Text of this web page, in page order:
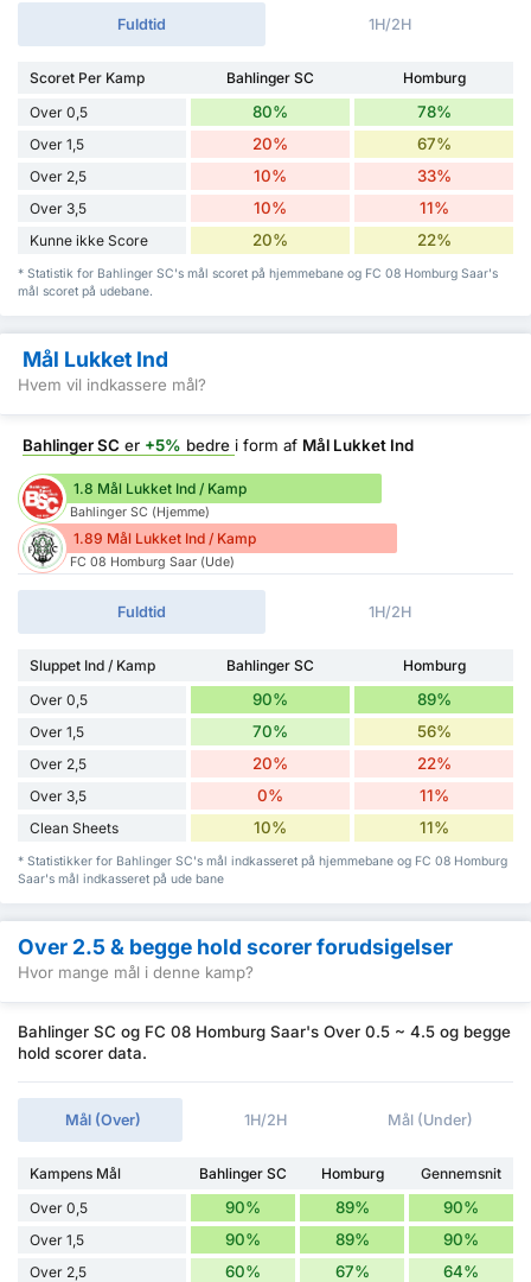
Fuldtid 1H/2H
Scoret Per Kamp Bahlinger SC
Homburg
Over 0,5
80% 78%
Over 1,5 20% 67%
Over 2,5 10% 33%
Over 3,5 10% 11%
Kunne ikke Score 20% 22%
* Statistik for Bahlinger SC's mål scoret på hjemmebane og FC 08 Homburg Saar's
mål scoret på udebane.
Mål Lukket Ind
Hvem vil indkassere mål?
Bahlinger SC er +5% bedre i form af Mål Lukket Ind
1.8 Mål Lukket Ind / Kamp
Bahlinger SC (Hjemme)
1.89 Mål Lukket Ind / Kamp
FC 08 Homburg Saar (Ude)
Fuldtid 1H/2H
Sluppet Ind / Kamp Bahlinger SC
Homburg
Over 0,5
90% 89%
Over 1,5 70% 56%
Over 2,5 20% 22%
Over 3,5 0% 11%
Clean Sheets 10% 11%
* Statistikker for Bahlinger SC's mål indkasseret på hjemmebane og FC 08 Homburg
Saar's mål indkasseret på ude bane
Over 2.5 & begge hold scorer forudsigelser
Hvor mange mål i denne kamp?
Bahlinger SC og FC 08 Homburg Saar's Over 0.5 ~ 4.5 og begge
hold scorer data.
Mål (Over) 1H/2H Mål (Under)
Kampens Mål Bahlinger SC Homburg
Gennemsnit
Over 0,5
90% 89% 90%
Over 1,5 90% 89% 90%
Over 2,5 60% 67% 64%